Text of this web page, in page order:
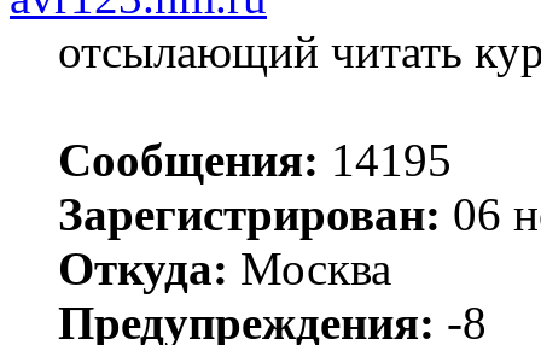
отсылающий читать
Сообщения: 14195
Зарегистрирован: 06
Откуда: Москва
Предупреждения: -8